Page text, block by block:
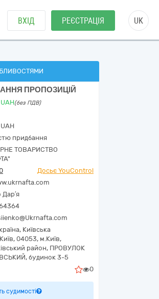
ВХІД РЕЄСТРАЦІЯ UK
ПРОПОЗИЦІЙ
UAH(без ПДВ)
придбання
ТОВАРИСТВО
Досьє YouControl
Дар′я
, Київська
Київ, 04053, м.Київ,
район, ПРОВУЛОК
будинок 3-5
0
судимості